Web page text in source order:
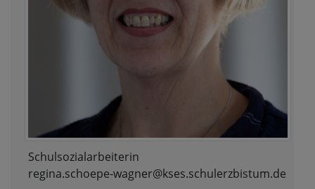
Schulsozialarbeiterin
regina.schoepe-wagner@kses.schulerzbistum.de